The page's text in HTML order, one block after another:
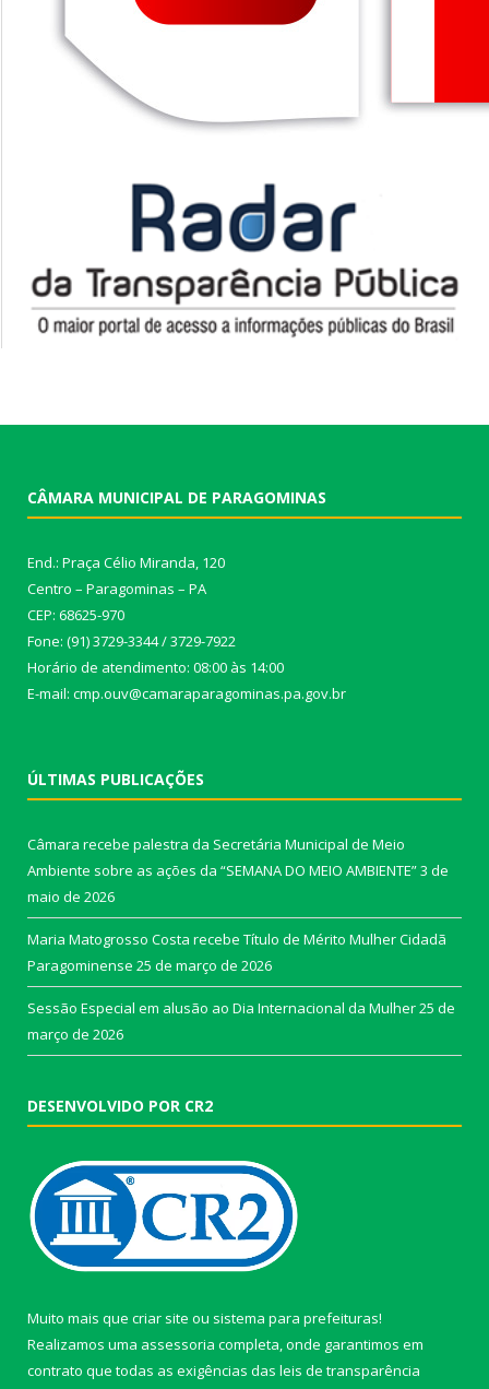
CÂMARA MUNICIPAL DE PARAGOMINAS
End.: Praça Célio Miranda, 120
Centro – Paragominas – PA
CEP: 68625-970
Fone: (91) 3729-3344 / 3729-7922
Horário de atendimento: 08:00 às 14:00
E-mail: cmp.ouv@camaraparagominas.pa.gov.br
ÚLTIMAS PUBLICAÇÕES
Câmara recebe palestra da Secretária Municipal de Meio
Ambiente sobre as ações da “SEMANA DO MEIO AMBIENTE”3 de
maio de 2026
Maria Matogrosso Costa recebe Título de Mérito Mulher Cidadã
Paragominense 25 de março de 2026
Sessão Especial em alusão ao Dia Internacional da Mulher25 de
março de 2026
DESENVOLVIDO POR CR2
Muito mais que criar site ou sistema para prefeituras!
Realizamos uma assessoria completa, onde garantimos em
contrato que todas as exigências das leis de transparência